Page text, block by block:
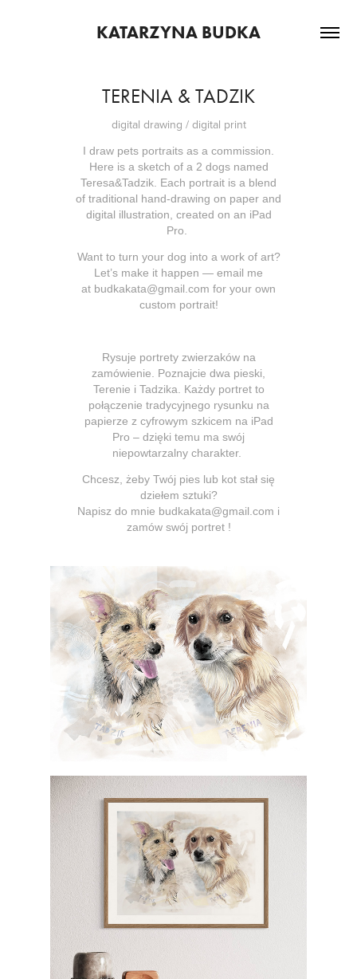
KATARZYNA BUDKA
TERENIA & TADZIK
digital drawing / digital print
I draw pets portraits as a commission.
Here is a sketch of a 2 dogs named
Teresa&Tadzik. Each portrait is a blend
of traditional hand-drawing on paper and
digital illustration, created on an iPad
Pro.
Want to turn your dog into a work of art?
Let’s make it happen — email me
at budkakata@gmail.com for your own
custom portrait!
Rysuje portrety zwierzaków na
zamówienie. Poznajcie dwa pieski,
Terenie i Tadzika. Każdy portret to
połączenie tradycyjnego rysunku na
papierze z cyfrowym szkicem na iPad
Pro – dzięki temu ma swój
niepowtarzalny charakter.
Chcesz, żeby Twój pies lub kot stał się
dziełem sztuki?
Napisz do mnie budkakata@gmail.com i
zamów swój portret !